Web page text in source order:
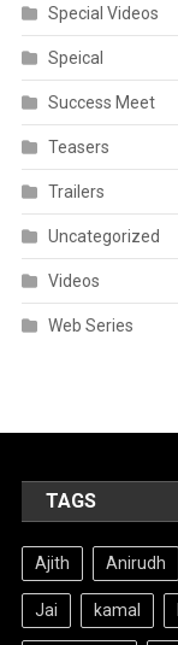
Special Videos
Speical
Success Meet
Teasers
Trailers
Uncategorized
Videos
Web Series
TAGS
Ajith Anirudh
Jai kamal